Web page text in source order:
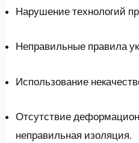
Нарушение технологий
Неправильные правила
Использование
Отсутствие
неправильная изоляция.